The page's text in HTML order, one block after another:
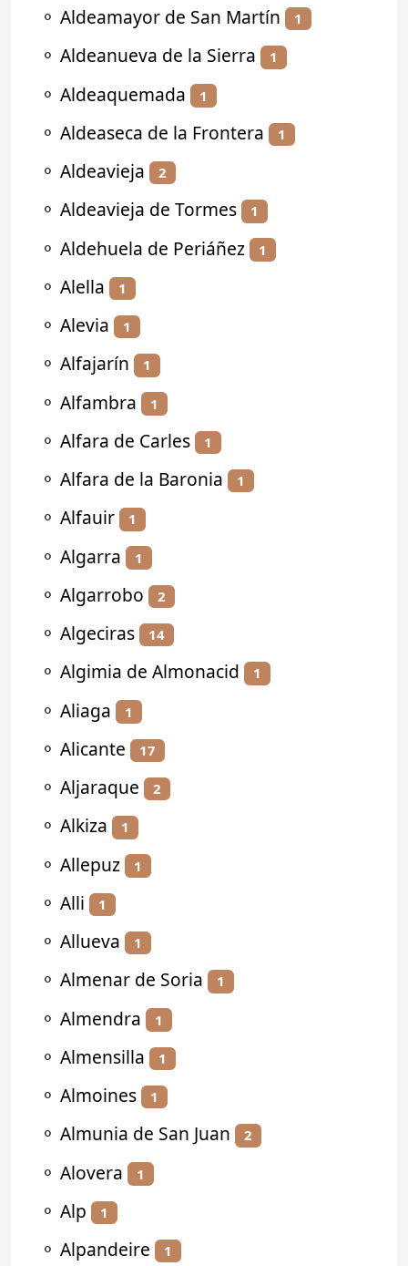
⚬ Aldeamayor de San Martín 1
⚬ Aldeanueva de la Sierra 1
⚬ Aldeaquemada 1
⚬ Aldeaseca de la Frontera 1
⚬ Aldeavieja 2
⚬ Aldeavieja de Tormes 1
⚬ Aldehuela de Periáñez 1
⚬ Alella 1
⚬ Alevia 1
⚬ Alfajarín 1
⚬ Alfambra 1
⚬ Alfara de Carles 1
⚬ Alfara de la Baronia 1
⚬ Alfauir 1
⚬ Algarra 1
⚬ Algarrobo 2
⚬ Algeciras 14
⚬ Algimia de Almonacid 1
⚬ Aliaga 1
⚬ Alicante 17
⚬ Aljaraque 2
⚬ Alkiza 1
⚬ Allepuz 1
⚬ Alli 1
⚬ Allueva 1
⚬ Almenar de Soria 1
⚬ Almendra 1
⚬ Almensilla 1
⚬ Almoines 1
⚬ Almunia de San Juan 2
⚬ Alovera 1
⚬ Alp 1
⚬ Alpandeire 1